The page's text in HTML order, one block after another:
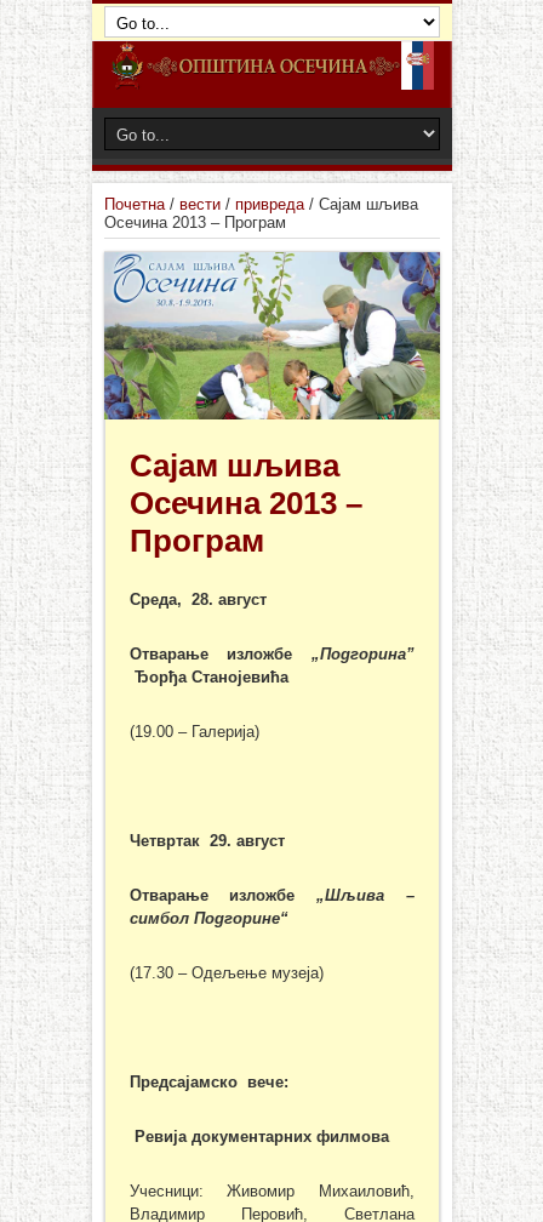
Почетна/ вести/ привреда/ Сајам шљива
Осечина 2013 – Програм
Сајам шљива
Осечина 2013 –
Програм
Среда, 28. август
Отварање изложбе
„Подгорина”
Ђорђа Станојевића
(19.00 – Галерија)
Четвртак 29. август
Отварање изложбе „Шљива –
симбол Подгорине“
(17.30 – Одељење музеја)
Предсајамско вече:
Ревија документарних филмова
Учесници: Живомир Михаиловић,
Владимир Перовић, Светлана